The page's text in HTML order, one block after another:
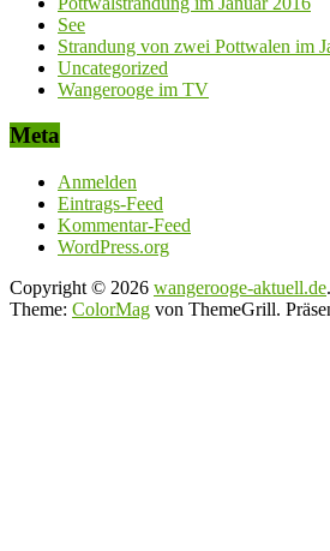
See
Strandung von zwei Pottwalen im
Uncategorized
Wangerooge im TV
Meta
Anmelden
Eintrags-Feed
Kommentar-Feed
WordPress.org
Copyright © 2026 wangerooge-aktuell.de
Theme: ColorMag von ThemeGrill.